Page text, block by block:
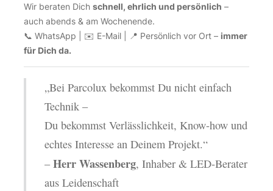
Wir beraten Dich schnell, ehrlich und persönlich –
auch abends & am Wochenende.
📞 WhatsApp | ✉️ E-Mail | 📍 Persönlich vor Ort – immer
für Dich da.
„Bei Parcolux bekommst Du nicht einfach
Technik –
Du bekommst Verlässlichkeit, Know-how und
echtes Interesse an Deinem Projekt.“
– Herr Wassenberg, Inhaber & LED-Berater
aus Leidenschaft